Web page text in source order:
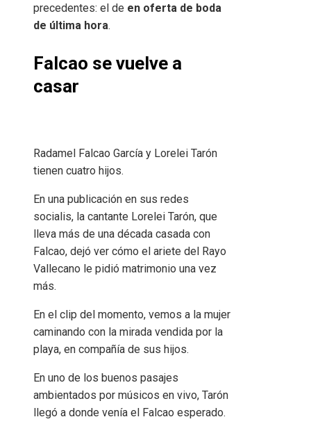
precedentes: el de en oferta de boda
de última hora.
Falcao se vuelve a
casar
Radamel Falcao García y Lorelei Tarón
tienen cuatro hijos.
En una publicación en sus redes
socialis, la cantante Lorelei Tarón, que
lleva más de una década casada con
Falcao, dejó ver cómo el ariete del Rayo
Vallecano le pidió matrimonio una vez
más.
En el clip del momento, vemos a la mujer
caminando con la mirada vendida por la
playa, en compañía de sus hijos.
En uno de los buenos pasajes
ambientados por músicos en vivo, Tarón
llegó a donde venía el Falcao esperado.